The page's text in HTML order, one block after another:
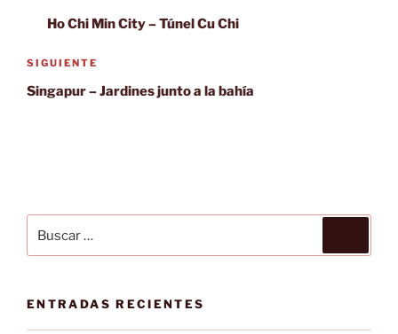
entradas
anterior:
Ho Chi Min City – Túnel Cu Chi
Siguiente
entrada
SIGUIENTE
Singapur – Jardines junto a la bahía
por:
ENTRADAS RECIENTES